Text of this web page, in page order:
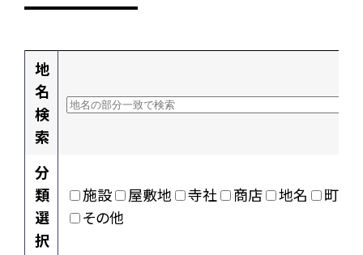
地
名
検
索
分
類
選
択
施設 屋敷地 寺社 商店 地名
町村
その他